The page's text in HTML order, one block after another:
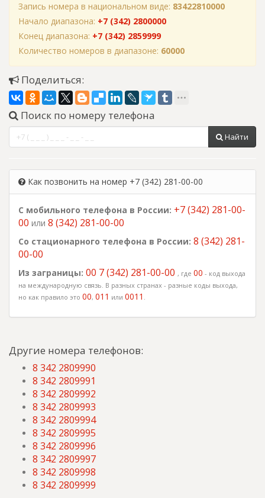
Запись номера в национальном виде: 83422810000
Начало диапазона: +7 (342) 2800000
Конец диапазона: +7 (342) 2859999
Количество номеров в диапазоне: 60000
Поделиться:
Поиск по номеру телефона
Найти
Как позвонить на номер +7 (342) 281-00-00
С мобильного телефона в России: +7 (342) 281-00-
00 или 8 (342) 281-00-00
Со стационарного телефона в России: 8 (342) 281-
00-00
Из заграницы: 00 7 (342) 281-00-00 , где 00 - код выхода
на международную связь. В разных странах - разные коды выхода,
но как правило это 00, 011 или 0011 .
Другие номера телефонов:
8 342 2809990
8 342 2809991
8 342 2809992
8 342 2809993
8 342 2809994
8 342 2809995
8 342 2809996
8 342 2809997
8 342 2809998
8 342 2809999